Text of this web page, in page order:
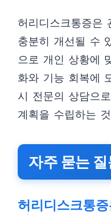
허리디스크통증은
충분히 개선될 수
으로 개인 상황에
화와 기능 회복에
시 전문의 상담으
계획을 수립하는
자주 묻는 질
허리디스크통